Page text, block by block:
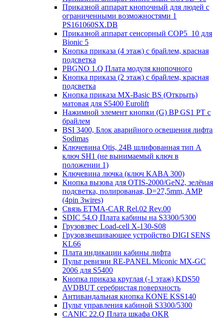
Приказной аппарат кнопочный для людей с
ограниченными возможностями 1
PS161060SX.DB
Приказной аппарат сенсорный COP5_10 для
Bionic 5
Кнопка приказа (4 этаж) с брайлем, красная
подсветка
PBGNO 1.Q Плата модуля кнопочного
Кнопка приказа (2 этаж) с брайлем, красная
подсветка
Кнопка приказа MX-Basic BS (Открыть)
матовая для S5400 Eurolift
Нажимной элемент кнопки (G) BP GS1 PT с
брайлем
BSI 3400, Блок аварийного освещения лифта
Sodimas
Ключевина Otis, 24В шлифованная тип А
ключ SH1 (не вынимаемый ключ в
положении 1)
Ключевина лючка (ключ KABA 300)
Кнопка вызова для OTIS-2000/GeN2, зелёная
подсветка, полированая, D=27,5mm, AMP
(4pin 3wires)
Связь ETMA-CAR Rel.02 Rev.00
SDIC 54.Q Плата кабины на S3300/5300
Грузовзвес Load-cell X-130-S08
Грузовзвешивающее устройство DIGI SENS
KL66
Плата индикации кабины лифта
Пульт ревизии RE-PANEL Miconic MX-GC
2006 для S5400
Кнопка приказа круглая (-1 этаж) KDS50
AVDBUT серебристая поверхность
Антивандальная кнопка KONE KSS140
Пульт управления кабиной S3300/5300
CANIC 22.Q Плата шкафа OKR